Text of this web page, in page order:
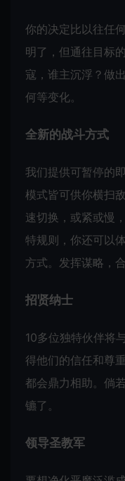
你的决定比以往任
明了，但通往目标
寇，谁主沉浮？做
何等变化。
全新的战斗方式
我们提供可暂停的
模式皆可供你横扫
速切换，或紧或慢
特规则，你还可以
方式。发挥谋略，
招贤纳士
10多位独特伙伴将
得他们的信任和尊
都会鼎力相助。倘
镳了。
领导圣教军